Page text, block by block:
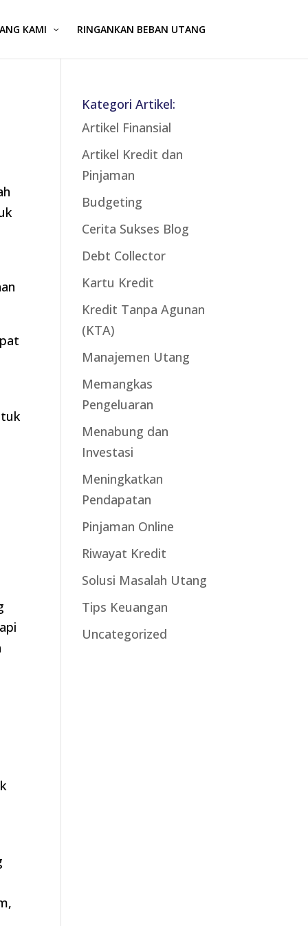
KAMI RINGANKAN BEBAN UTANG
Kategori Artikel:
Artikel Finansial
Artikel Kredit dan
Pinjaman
Budgeting
Cerita Sukses Blog
Debt Collector
Kartu Kredit
Kredit Tanpa Agunan
(KTA)
Manajemen Utang
Memangkas
Pengeluaran
Menabung dan
Investasi
Meningkatkan
Pendapatan
Pinjaman Online
Riwayat Kredit
Solusi Masalah Utang
Tips Keuangan
Uncategorized